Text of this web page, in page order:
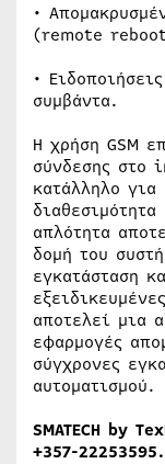
•
(remote
•
συμβάντα.
Η χρήση GSM
σύνδεσης στο
κατάλληλο για
απλότητα
δομή του
εγκατάσταση
αποτελεί μια
εφαρμογές
σύγχρονες
αυτοματισμού.
SMATECH by
+357-22253595.